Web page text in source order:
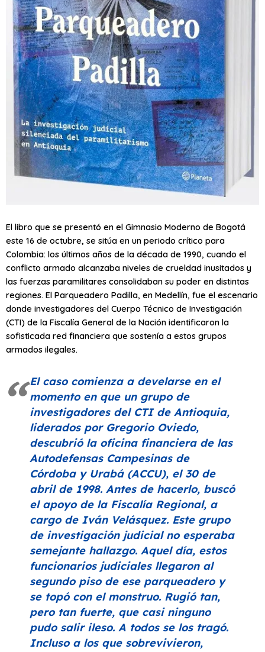
El libro que se presentó en el Gimnasio Moderno de Bogotá
este 16 de octubre, se sitúa en un periodo crítico para
Colombia: los últimos años de la década de 1990, cuando el
conflicto armado alcanzaba niveles de crueldad inusitados y
las fuerzas paramilitares consolidaban su poder en distintas
regiones. El Parqueadero Padilla, en Medellín, fue el escenario
donde investigadores del Cuerpo Técnico de Investigación
(CTI) de la Fiscalía General de la Nación identificaron la
sofisticada red financiera que sostenía a estos grupos
armados ilegales.
El caso comienza a develarse en el
momento en que un grupo de
investigadores del CTI de Antioquia,
liderados por Gregorio Oviedo,
descubrió la oficina financiera de las
Autodefensas Campesinas de
Córdoba y Urabá (ACCU), el 30 de
abril de 1998. Antes de hacerlo, buscó
el apoyo de la Fiscalía Regional, a
cargo de Iván Velásquez. Este grupo
de investigación judicial no esperaba
semejante hallazgo. Aquel día, estos
funcionarios judiciales llegaron al
segundo piso de ese parqueadero y
se topó con el monstruo. Rugió tan,
pero tan fuerte, que casi ninguno
pudo salir ileso. A todos se los tragó.
Incluso a los que sobrevivieron,